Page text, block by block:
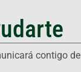
contigo de